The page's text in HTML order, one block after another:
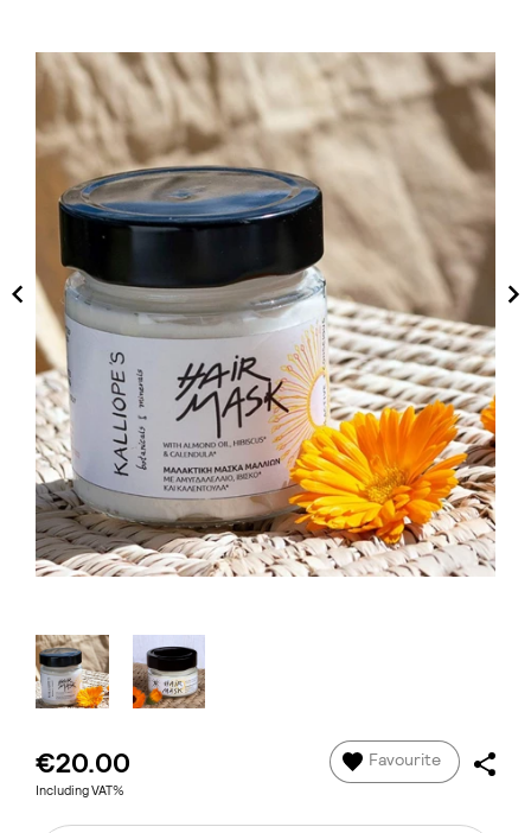
€20.00
Including VAT%
Favourite